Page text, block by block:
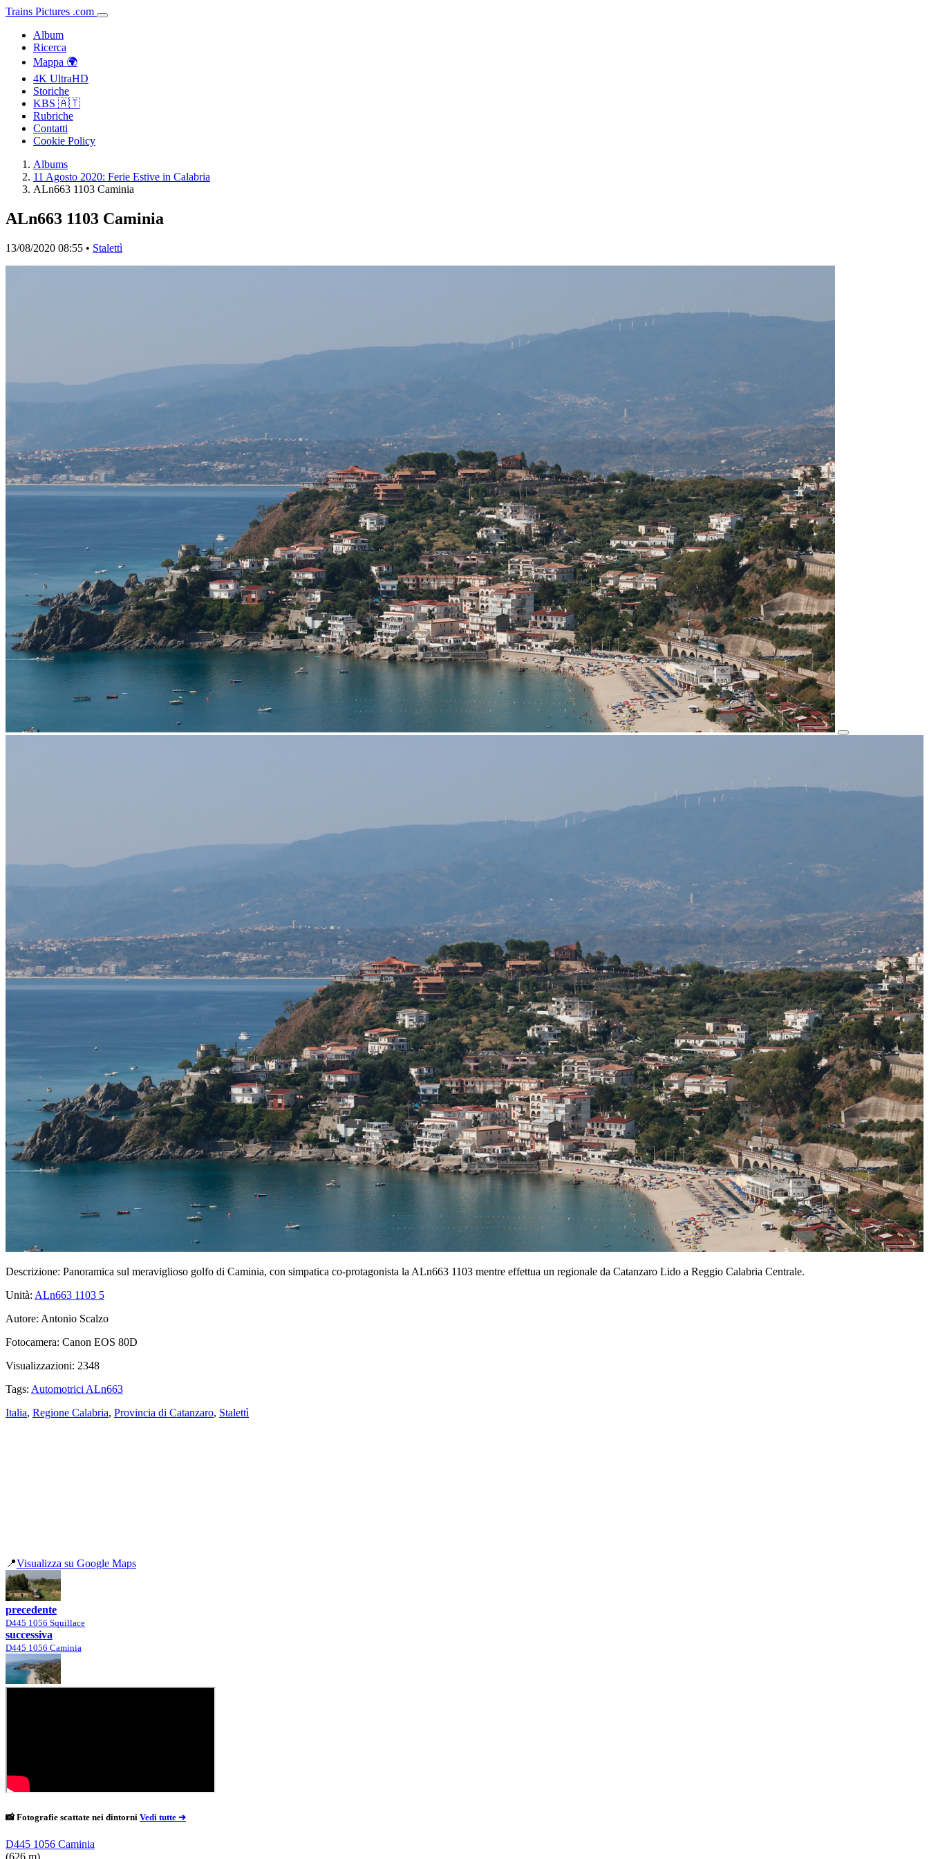
Trains Pictures .com
Album
Ricerca
Mappa 🌍
4K UltraHD
Storiche
KBS 🇦🇹
Rubriche
Contatti
Cookie Policy
Albums
11 Agosto 2020: Ferie Estive in Calabria
ALn663 1103 Caminia
ALn663 1103 Caminia
13/08/2020 08:55 • Stalettì
Descrizione: Panoramica sul meraviglioso golfo di Caminia, con simpatica co-protagonista la ALn663 1103 mentre effettua un regionale da Catanzaro Lido a Reggio Calabria Centrale.
Unità: ALn663 1103 5
Autore: Antonio Scalzo
Fotocamera: Canon EOS 80D
Visualizzazioni: 2348
Tags: Automotrici ALn663
Italia, Regione Calabria, Provincia di Catanzaro, Stalettì
📍Visualizza su Google Maps
precedente
D445 1056 Squillace
successiva
D445 1056 Caminia
📸 Fotografie scattate nei dintorni Vedi tutte ➔
D445 1056 Caminia
(626 m)